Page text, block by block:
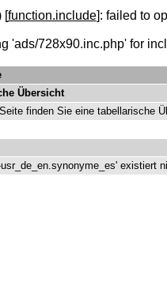
[function.include]: failed to
'ads/728x90.inc.php' for
Übersicht
finden Sie eine tabellarische
existiert